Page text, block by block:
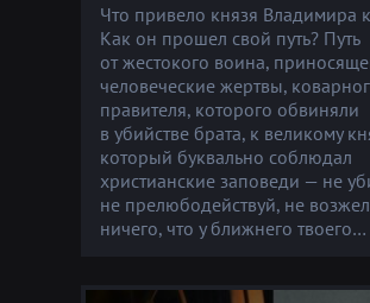
Что привело князя Владимира
Как он прошел свой путь? Путь
от жестокого воина,
человеческие жертвы,
правителя, которого обвиняли
в убийстве брата, к великому
который буквально соблюдал
христианские заповеди — не
не прелюбодействуй, не
ничего, что у ближнего твоего…